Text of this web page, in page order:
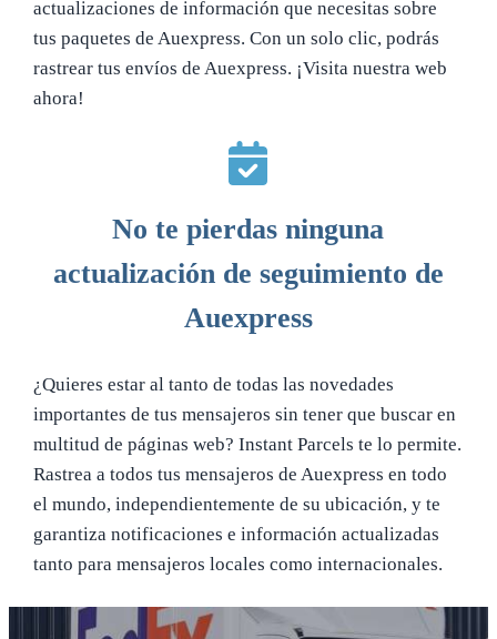
actualizaciones de información que necesitas sobre
tus paquetes de Auexpress. Con un solo clic, podrás
rastrear tus envíos de Auexpress. ¡Visita nuestra web
ahora!
No te pierdas ninguna
actualización de seguimiento de
Auexpress
¿Quieres estar al tanto de todas las novedades
importantes de tus mensajeros sin tener que buscar en
multitud de páginas web? Instant Parcels te lo permite.
Rastrea a todos tus mensajeros de Auexpress en todo
el mundo, independientemente de su ubicación, y te
garantiza notificaciones e información actualizadas
tanto para mensajeros locales como internacionales.